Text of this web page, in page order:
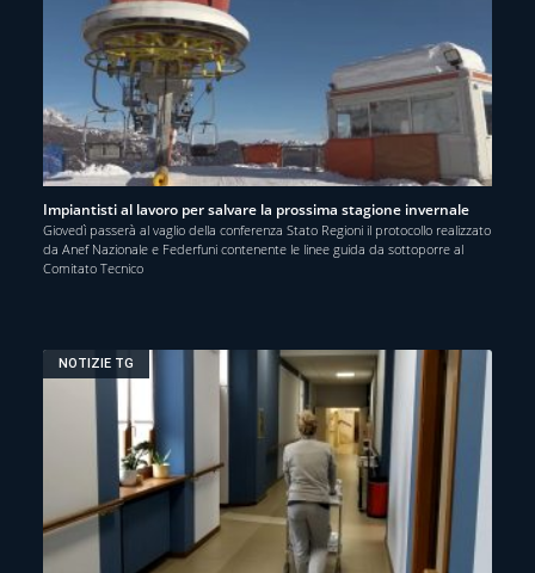
Impiantisti al lavoro per salvare la prossima stagione invernale
Giovedì passerà al vaglio della conferenza Stato Regioni il protocollo realizzato
da Anef Nazionale e Federfuni contenente le linee guida da sottoporre al
Comitato Tecnico
NOTIZIE TG